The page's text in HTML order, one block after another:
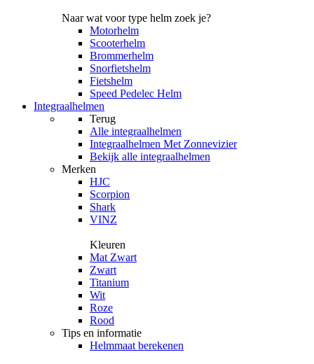
Naar wat voor type helm zoek je?
Motorhelm
Scooterhelm
Brommerhelm
Snorfietshelm
Fietshelm
Speed Pedelec Helm
Integraalhelmen
Terug
Alle integraalhelmen
Integraalhelmen Met Zonnevizier
Bekijk alle integraalhelmen
Merken
HJC
Scorpion
Shark
VINZ
Kleuren
Mat Zwart
Zwart
Titanium
Wit
Roze
Rood
Tips en informatie
Helmmaat berekenen